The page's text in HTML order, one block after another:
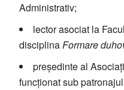
Administrativ;
lector asociat la
disciplinaFormare
președinte al
funcționat sub